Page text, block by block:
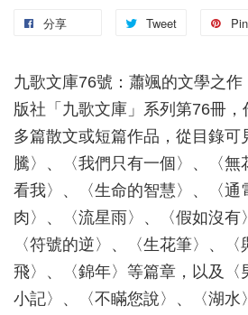
分享 Tweet
九歌文庫76號：蕭颯的文學之
版社「九歌文庫」系列第76冊
多篇散文或短篇作品，從目錄可
騰〉、〈我們只有一個〉、〈無
看我〉、〈生命的智慧〉、〈通
肉〉、〈流星雨〉、〈假如沒有
〈符號的逆〉、〈生花筆〉、
飛〉、〈錦年〉等篇章，以及〈
小記〉、〈不瞞您說〉、〈湖水